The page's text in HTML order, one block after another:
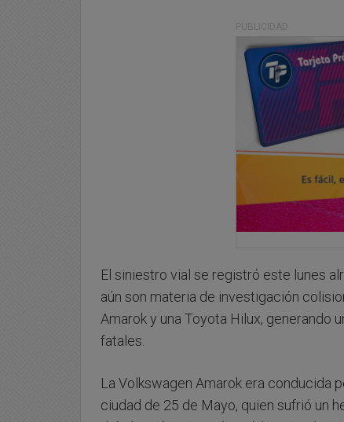
PUBLICIDAD
El siniestro vial se registró este lunes
aún son materia de investigación
Amarok y una Toyota Hilux, generando
fatales.
La Volkswagen Amarok era conducida
ciudad de 25 de Mayo, quien sufrió un